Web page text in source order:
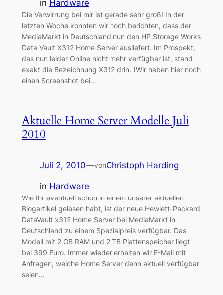
in Hardware
Die Verwirrung bei mir ist gerade sehr groß! In der
letzten Woche konnten wir noch berichten, dass der
MediaMarkt in Deutschland nun den HP Storage Works
Data Vault X312 Home Server ausliefert. Im Prospekt,
das nun leider Online nicht mehr verfügbar ist, stand
exakt die Bezeichnung X312 drin. (Wir haben hier noch
einen Screenshot bei…
Aktuelle Home Server Modelle Juli
2010
Juli 2, 2010—vonChristoph Harding
in Hardware
Wie Ihr eventuell schon in einem unserer aktuellen
Blogartikel gelesen habt, ist der neue Hewlett-Packard
DataVault x312 Home Server bei MediaMarkt in
Deutschland zu einem Spezialpreis verfügbar. Das
Modell mit 2 GB RAM und 2 TB Plattenspeicher liegt
bei 399 Euro. Immer wieder erhalten wir E-Mail mit
Anfragen, welche Home Server denn aktuell verfügbar
seien…